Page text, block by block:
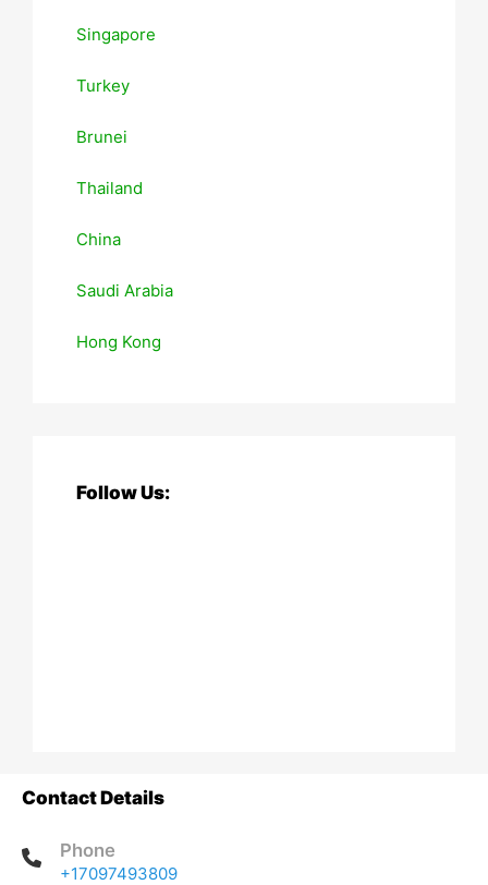
Singapore
Turkey
Brunei
Thailand
China
Saudi Arabia
Hong Kong
Follow Us:
Contact Details
Phone
+17097493809